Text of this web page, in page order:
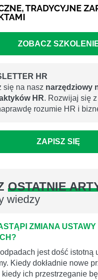
TRADYCYJNE
ZOBACZ
HR
się na nasz narzędziowy
HR. Rozwijaj się
rozumie HR i
ZAPISZ SIĘ
OSTATNIE
wiedzy
ZMIANA USTAWY
jest dość istotną
Kiedy dokładnie nowe
kiedy ich przestrzeganie